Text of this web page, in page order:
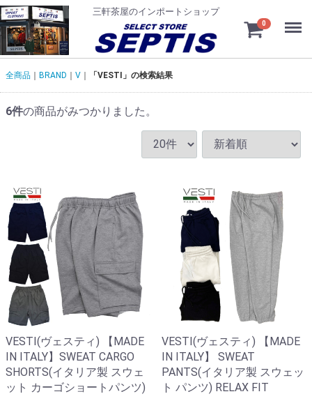
三軒茶屋のインポートショップ
0
全商品 BRAND V 「VESTI」の検索結果
6件の商品がみつかりました。
VESTI(ヴェスティ) 【MADE
IN ITALY】SWEAT CARGO
SHORTS(イタリア製 スウェ
ット カーゴショートパンツ)
VESTI(ヴェスティ) 【MADE
IN ITALY】 SWEAT
PANTS(イタリア製 スウェッ
ト パンツ) RELAX FIT